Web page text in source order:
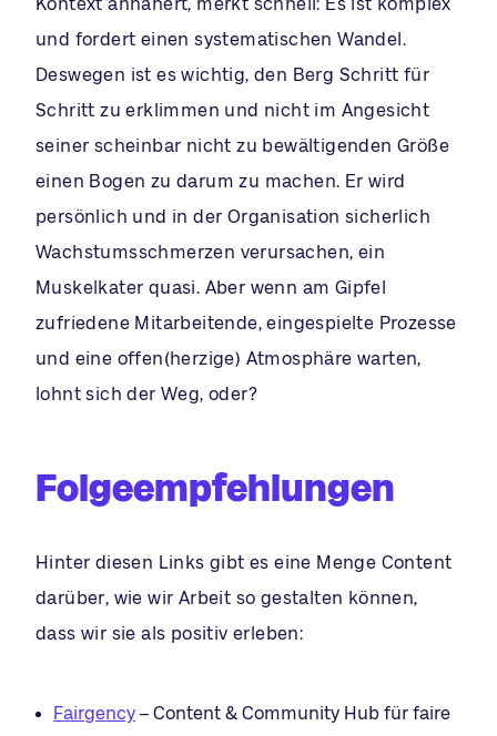
Kontext annähert, merkt schnell: Es ist komplex
und fordert einen systematischen Wandel.
Deswegen ist es wichtig, den Berg Schritt für
Schritt zu erklimmen und nicht im Angesicht
seiner scheinbar nicht zu bewältigenden Größe
einen Bogen zu darum zu machen. Er wird
persönlich und in der Organisation sicherlich
Wachstumsschmerzen verursachen, ein
Muskelkater quasi. Aber wenn am Gipfel
zufriedene Mitarbeitende, eingespielte Prozesse
und eine offen(herzige) Atmosphäre warten,
lohnt sich der Weg, oder?
Folgeempfehlungen
Hinter diesen Links gibt es eine Menge Content
darüber, wie wir Arbeit so gestalten können,
dass wir sie als positiv erleben:
Fairgency – Content & Community Hub für faire